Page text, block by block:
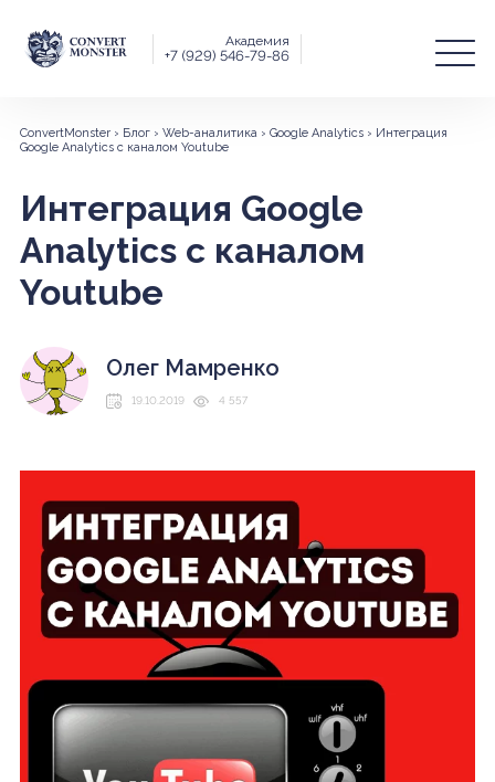
Академия
+7 (929) 546-79-86
ConvertMonster› Блог› Web-аналитика› Google Analytics› Интеграция
Google Analytics с каналом Youtube
Интеграция Google
Analytics с каналом
Youtube
Олег Мамренко
19.10.2019 4 557